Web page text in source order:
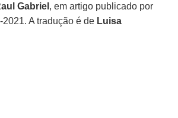
Gabriel , em artigo publicado por
2021. A tradução é de Luisa